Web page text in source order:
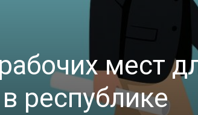
мест
республике